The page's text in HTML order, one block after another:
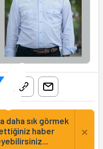
daha sık görmek
haber
×